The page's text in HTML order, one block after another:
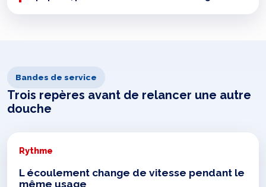
Bandes de service
Trois repères avant de relancer une autre
douche
Rythme
L écoulement change de vitesse pendant le
même usage